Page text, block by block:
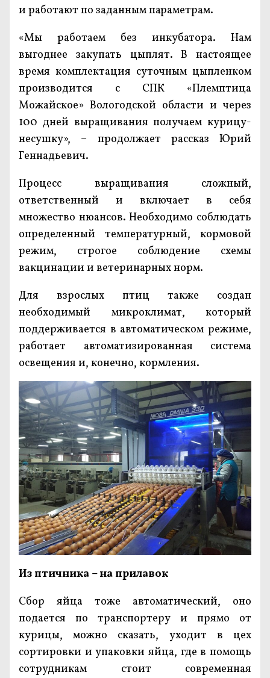
и работают по заданным параметрам.
«Мы работаем без инкубатора. Нам
выгоднее закупать цыплят. В настоящее
время комплектация суточным цыпленком
производится с СПК «Племптица
Можайское» Вологодской области и через
100 дней выращивания получаем курицу-
несушку», – продолжает рассказ Юрий
Геннадьевич.
Процесс выращивания сложный,
ответственный и включает в себя
множество нюансов. Необходимо соблюдать
определенный температурный, кормовой
режим, строгое соблюдение схемы
вакцинации и ветеринарных норм.
Для взрослых птиц также создан
необходимый микроклимат, который
поддерживается в автоматическом режиме,
работает автоматизированная система
освещения и, конечно, кормления.
Из птичника – на прилавок
Сбор яйца тоже автоматический, оно
подается по транспортеру и прямо от
курицы, можно сказать, уходит в цех
сортировки и упаковки яйца, где в помощь
сотрудникам стоит современная